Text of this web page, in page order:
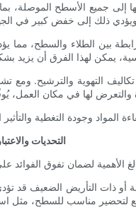
إلى جميع الأسطح الموصلة،
بين الطلاء والسطح، مما
التهوية والترشيح. ومع
التحديات
ذات التأريض الضعيف قد